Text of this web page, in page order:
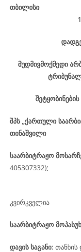
თბილისი
მუდმივმოქმედი
შპს „ქართული
თინაშვილი
საარბიტრაჟო
405307332);
კვირკველია
საარბიტრაჟო
დავის საგანი: თანხის